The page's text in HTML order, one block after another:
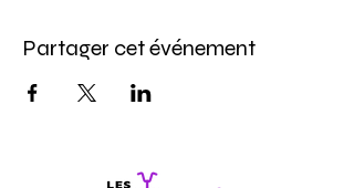
Partager cet événement